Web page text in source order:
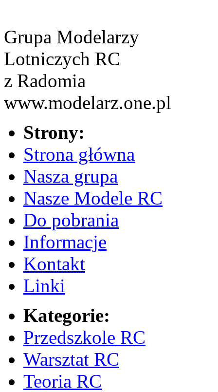
Grupa Modelarzy
Lotniczych RC
z Radomia
www.modelarz.one.pl
Strony:
Strona główna
Nasza grupa
Nasze Modele RC
Do pobrania
Informacje
Kontakt
Linki
Kategorie:
Przedszkole RC
Warsztat RC
Teoria RC